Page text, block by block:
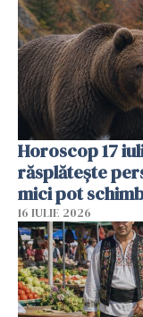
Horoscop 17
răsplătește
mici pot
16 IULIE 2026